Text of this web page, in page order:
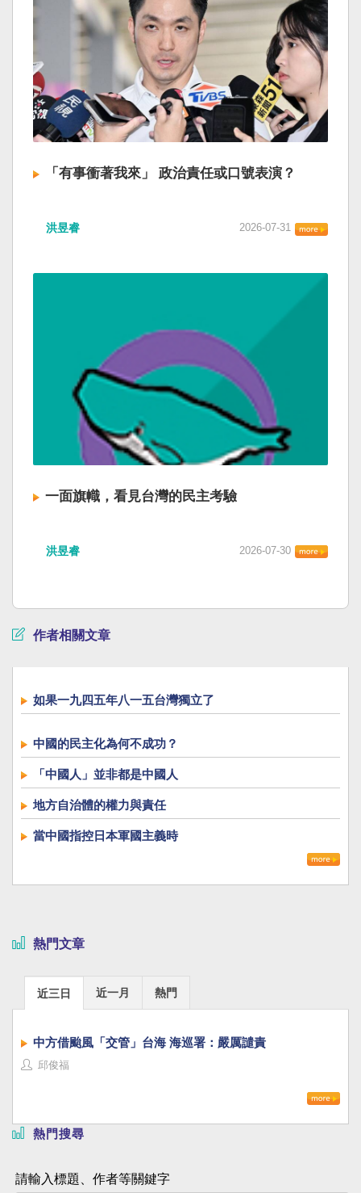
「有事衝著我來」 政治責任或口號表演？
洪昱睿 2026-07-31
一面旗幟，看見台灣的民主考驗
洪昱睿 2026-07-30
作者相關文章
如果一九四五年八一五台灣獨立了
中國的民主化為何不成功？
「中國人」並非都是中國人
地方自治體的權力與責任
當中國指控日本軍國主義時
熱門文章
近三日 近一月 熱門
中方借颱風「交管」台海 海巡署：嚴厲譴責
邱俊福
熱門搜尋
請輸入標題、作者等關鍵字